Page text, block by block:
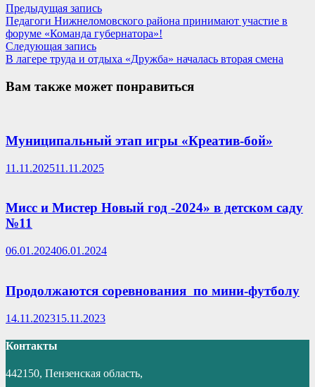
Навигация
по
записям
Предыдущая записьПредыдущая
запись:
Педагоги Нижнеломовского района принимают участие в
форуме «Команда губернатора»!
Следующая записьСледующая
запись:
В лагере труда и отдыха «Дружба» началась вторая смена
Вам также может понравиться
Муниципальный этап игры «Креатив-бой»
11.11.202511.11.2025
Мисс и Мистер Новый год -2024» в детском саду
№11
06.01.202406.01.2024
Продолжаются соревнования по мини-футболу
14.11.202315.11.2023
Контакты
442150, Пензенская область,